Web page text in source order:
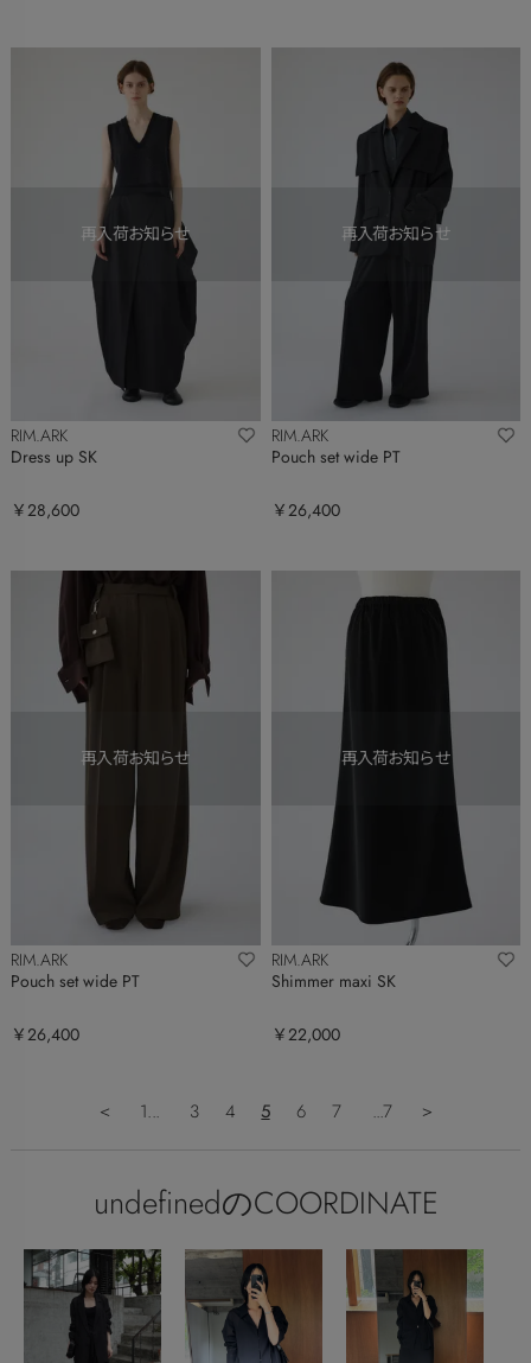
RIM.ARK
Dress up SK
￥28,600
RIM.ARK
Pouch set wide PT
￥26,400
RIM.ARK
Pouch set wide PT
￥26,400
RIM.ARK
Shimmer maxi SK
￥22,000
＜ 1... 3 4 5 6 7 ...7 ＞
undefinedのCOORDINATE